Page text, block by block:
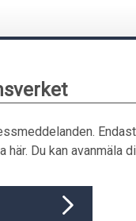
här. Du kan avanmäla